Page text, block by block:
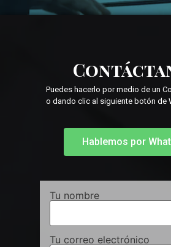
Puedes hacerlo por medio de un
o dando clic al siguiente botón de
Hablemos por
Tu nombre
Tu correo electrónico